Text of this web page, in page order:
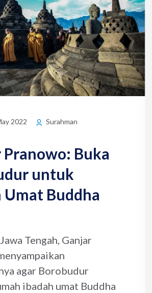
2022
Surahman
Pranowo: Buka
untuk
Umat Buddha
Tengah, Ganjar
agar Borobudur
ibadah umat Buddha